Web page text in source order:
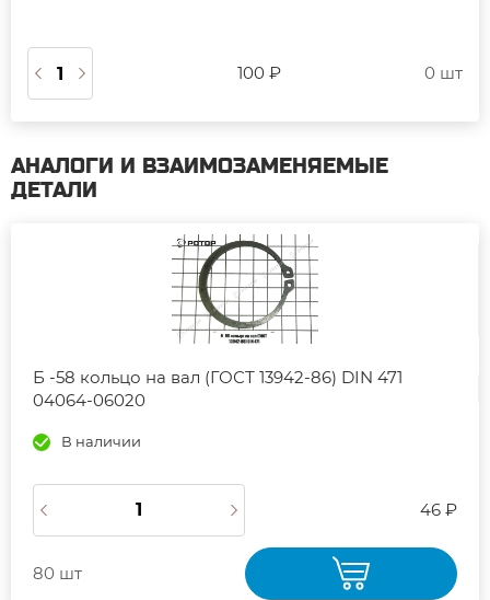
100 ₽ 0 шт
АНАЛОГИ И ВЗАИМОЗАМЕНЯЕМЫЕ
ДЕТАЛИ
Б -58 кольцо на вал (ГОСТ 13942-86) DIN 471
04064-06020
В наличии
46 ₽
80 шт